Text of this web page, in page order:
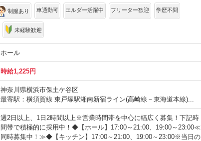
制服あり 車通勤可 エルダー活躍中 フリーター歓迎 学歴不問
未経験歓迎
ホール
時給1,225円
神奈川県横浜市保土ケ谷区
最寄駅：横須賀線 東戸塚駅湘南新宿ライン(高崎線－東海道本線)...
週2日以上、1日2時間以上※営業時間帯を中心に幅広く募集！下記時
間帯で積極的に採用中！◆【ホール】17:00～21:00、19:00～23:00≪
同時募集中！≫◆【キッチン】17:00～21:00、19:00～23:00※当日の